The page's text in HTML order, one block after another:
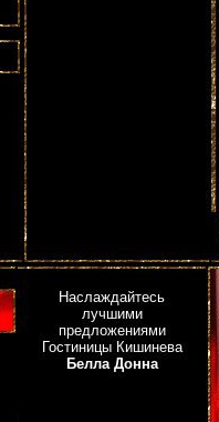
Наслаждайтесь
лучшими
предложениями
Гостиницы Кишинева
Белла Донна